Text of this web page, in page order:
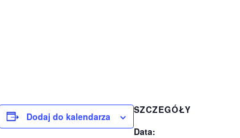
Dodaj do kalendarza
SZCZEGÓŁY
Data: